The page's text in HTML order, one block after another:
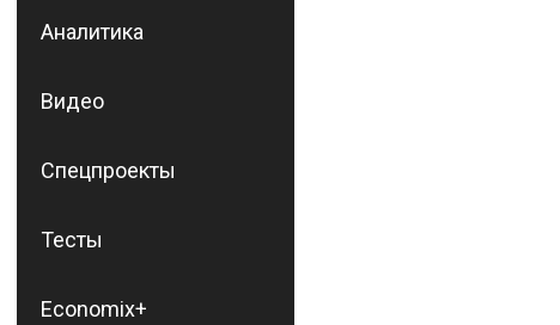
Аналитика
Видео
Спецпроекты
Тесты
Economix+